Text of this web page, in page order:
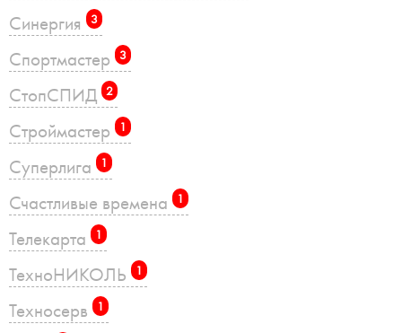
Синергия 3
Спортмастер 3
СтопСПИД 2
Строймастер 1
Суперлига 1
Счастливые времена 1
Телекарта 1
ТехноНИКОЛЬ 1
Техносерв 1